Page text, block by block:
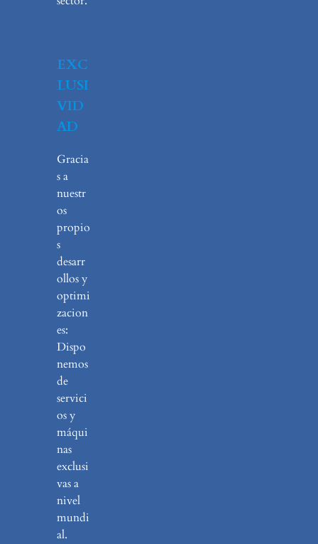
EXC
LUSI
VID
AD
Gracia
s a
nuestr
os
propio
s
desarr
ollos y
optimi
zacion
es:
Dispo
nemos
de
servici
os y
máqui
nas
exclusi
vas a
nivel
mundi
al.